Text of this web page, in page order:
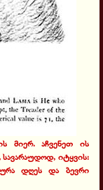
მიერ. აჩვენეთ ის
სავარაუდოდ, იტყვის:
დღეს და ბევრი